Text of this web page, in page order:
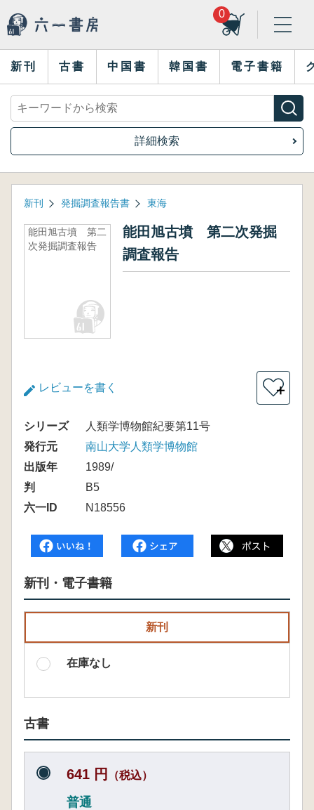
0
新刊 古書 中国書 韓国書 電子書籍
詳細検索
新刊 発掘調査報告書 東海
能田旭古墳 第二
次発掘調査報告
能田旭古墳 第二次発掘
調査報告
レビューを書く ＋
シリーズ
人類学博物館紀要第11号
発行元
南山大学人類学博物館
出版年
1989/
判
B5
六一ID
N18556
新刊・電子書籍
新刊
在庫なし
古書
641 円 （税込）
普通